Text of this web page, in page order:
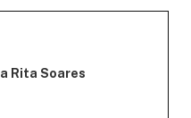
Rita Soares